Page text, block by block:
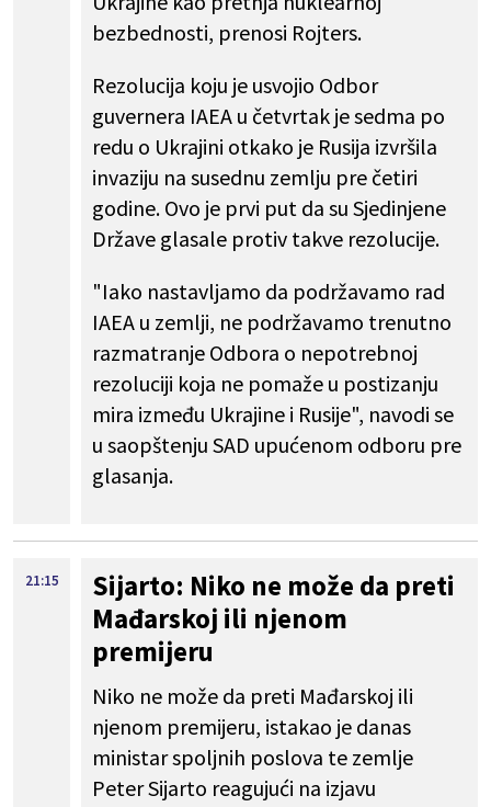
bezbednosti, prenosi Rojters.
Rezolucija koju je usvojio Odbor
guvernera IAEA u četvrtak je sedma po
redu o Ukrajini otkako je Rusija izvršila
invaziju na susednu zemlju pre četiri
godine. Ovo je prvi put da su Sjedinjene
Države glasale protiv takve rezolucije.
"Iako nastavljamo da podržavamo rad
IAEA u zemlji, ne podržavamo trenutno
razmatranje Odbora o nepotrebnoj
rezoluciji koja ne pomaže u postizanju
mira između Ukrajine i Rusije", navodi se
u saopštenju SAD upućenom odboru pre
glasanja.
21:15
Sijarto: Niko ne može da preti
Mađarskoj ili njenom
premijeru
Niko ne može da preti Mađarskoj ili
njenom premijeru, istakao je danas
ministar spoljnih poslova te zemlje
Peter Sijarto reagujući na izjavu